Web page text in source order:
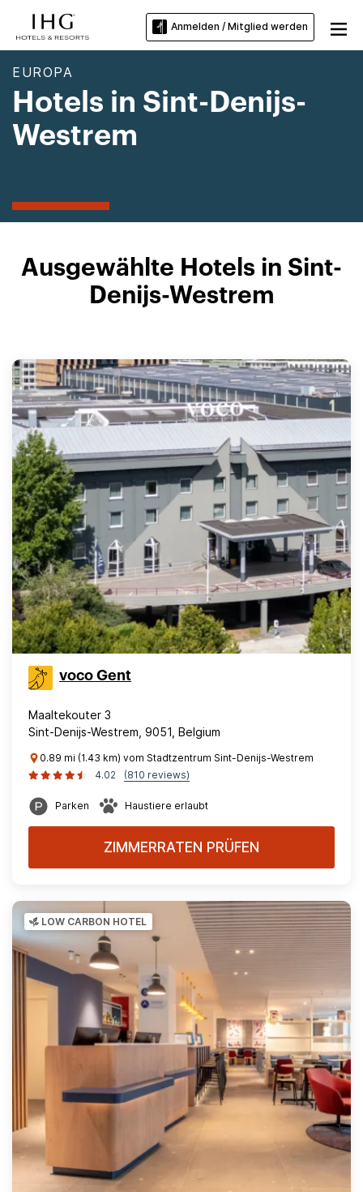
Anmelden / Mitglied werden
EUROPA
Hotels in Sint-Denijs-
Westrem
Ausgewählte Hotels in Sint-
Denijs-Westrem
voco Gent
Maaltekouter 3
Sint-Denijs-Westrem, 9051, Belgium
0.89 mi (1.43 km) vom Stadtzentrum Sint-Denijs-Westrem
4.02
(810 reviews)
Parken Haustiere erlaubt
ZIMMERRATEN PRÜFEN
LOW CARBON HOTEL